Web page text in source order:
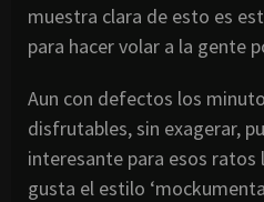
muestra clara de esto es
para hacer volar a la gente
Aun con defectos los
disfrutables, sin exagerar,
interesante para esos ratos
gusta el estilo